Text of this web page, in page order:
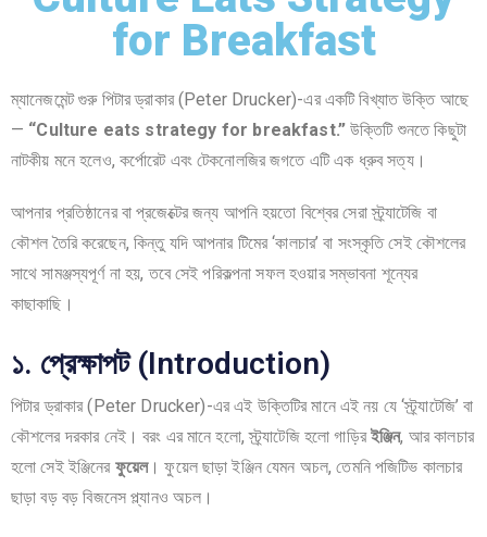
for Breakfast
ম্যানেজমেন্ট গুরু পিটার ড্রাকার (Peter Drucker)-এর একটি বিখ্যাত উক্তি আছে
— “Culture eats strategy for breakfast.” উক্তিটি শুনতে কিছুটা
নাটকীয় মনে হলেও, কর্পোরেট এবং টেকনোলজির জগতে এটি এক ধ্রুব সত্য।
আপনার প্রতিষ্ঠানের বা প্রজেক্টের জন্য আপনি হয়তো বিশ্বের সেরা স্ট্র্যাটেজি বা
কৌশল তৈরি করেছেন, কিন্তু যদি আপনার টিমের ‘কালচার’ বা সংস্কৃতি সেই কৌশলের
সাথে সামঞ্জস্যপূর্ণ না হয়, তবে সেই পরিকল্পনা সফল হওয়ার সম্ভাবনা শূন্যের
কাছাকাছি।
১. প্রেক্ষাপট (Introduction)
পিটার ড্রাকার (Peter Drucker)-এর এই উক্তিটির মানে এই নয় যে ‘স্ট্র্যাটেজি’ বা
কৌশলের দরকার নেই। বরং এর মানে হলো, স্ট্র্যাটেজি হলো গাড়িরইঞ্জিন, আর কালচার
হলো সেই ইঞ্জিনের ফুয়েল। ফুয়েল ছাড়া ইঞ্জিন যেমন অচল, তেমনি পজিটিভ কালচার
ছাড়া বড় বড় বিজনেস প্ল্যানও অচল।